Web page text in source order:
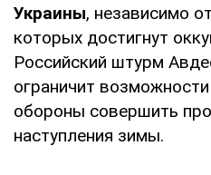
Украины, независимо
которых достигнут
Российский штурм
ограничит
обороны совершить
наступления зимы.